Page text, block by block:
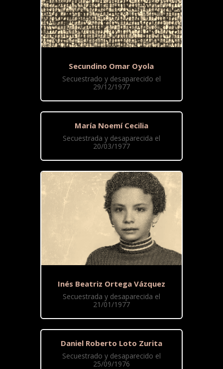
Secundino Omar Oyola
Secuestrado y desaparecido el
29/12/1977
María Noemí Cecilia
Secuestrada y desaparecida el
20/03/1977
Inés Beatriz Ortega Vázquez
Secuestrada y desaparecida el
21/01/1977
Daniel Roberto Loto Zurita
Secuestrado y desaparecido el
25/09/1976